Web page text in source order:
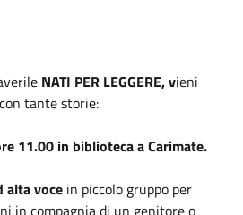
NATI PER LEGGERE, vieni
tante storie:
11.00 in biblioteca a Carimate.
alta voce in piccolo gruppo per
in compagnia di un genitore o